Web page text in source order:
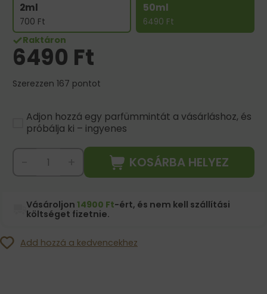
2ml
700 Ft
50ml
6490 Ft
Raktáron
6490 Ft
Szerezzen 167 pontot
Adjon hozzá egy parfümmintát a vásárláshoz, és
próbálja ki – ingyenes
KOSÁRBA HELYEZ
Vásároljon14900 Ft-ért, és nem kell szállítási
költséget fizetnie.
Add hozzá a kedvencekhez